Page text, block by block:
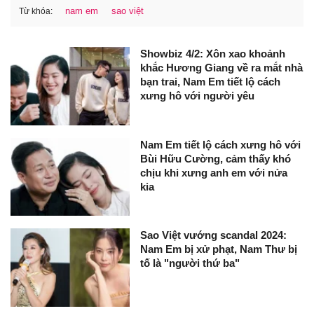
Từ khóa: nam em sao việt
Showbiz 4/2: Xôn xao khoảnh
khắc Hương Giang về ra mắt nhà
bạn trai, Nam Em tiết lộ cách
xưng hô với người yêu
Nam Em tiết lộ cách xưng hô với
Bùi Hữu Cường, cảm thấy khó
chịu khi xưng anh em với nửa
kia
Sao Việt vướng scandal 2024:
Nam Em bị xử phạt, Nam Thư bị
tố là "người thứ ba"